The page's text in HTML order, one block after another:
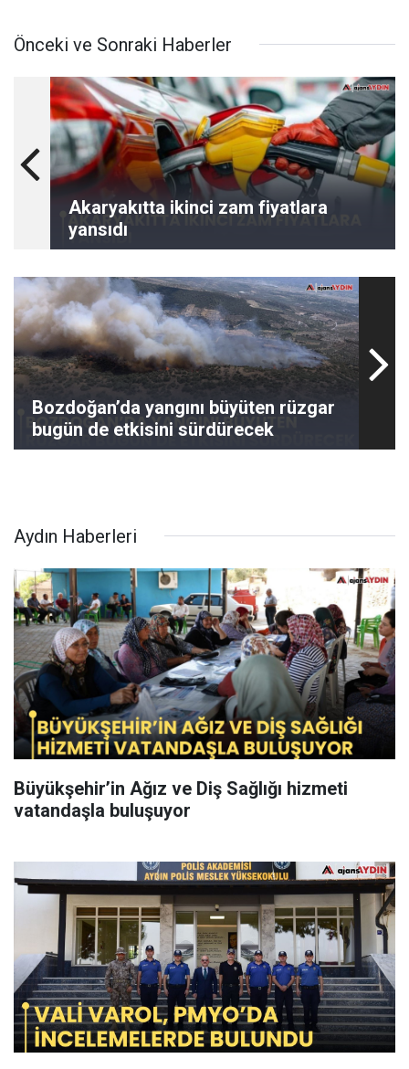
Önceki ve Sonraki Haberler
Akaryakıtta ikinci zam fiyatlara
yansıdı
Bozdoğan’da yangını büyüten rüzgar
bugün de etkisini sürdürecek
Aydın Haberleri
Büyükşehir’in Ağız ve Diş Sağlığı hizmeti
vatandaşla buluşuyor